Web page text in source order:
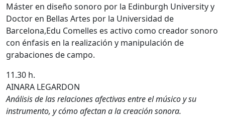
Máster en diseño sonoro por la Edinburgh University y
Doctor en Bellas Artes por la Universidad de
Barcelona,Edu Comelles es activo como creador sonoro
con énfasis en la realización y manipulación de
grabaciones de campo.
11.30 h.
AINARA LEGARDON
Análisis de las relaciones afectivas entre el músico y su
instrumento, y cómo afectan a la creación sonora.